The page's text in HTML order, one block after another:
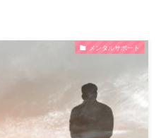
メンタルサポート